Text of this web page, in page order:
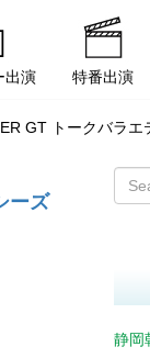
出演 特番出演
GT トークバラエ
ーズ
静岡